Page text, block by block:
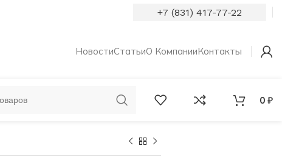
+7 (831) 417-77-22
НовостиСтатьиО КомпанииКонтакты
ОБРУЧАЛЬНЫЕ
КОЛЬЦА С
0 ₽